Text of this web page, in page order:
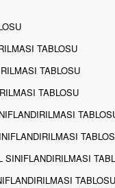
TABLOSU
TABLOSU
TABLOSU
SINIFLANDIRILMASI
TABLOSU